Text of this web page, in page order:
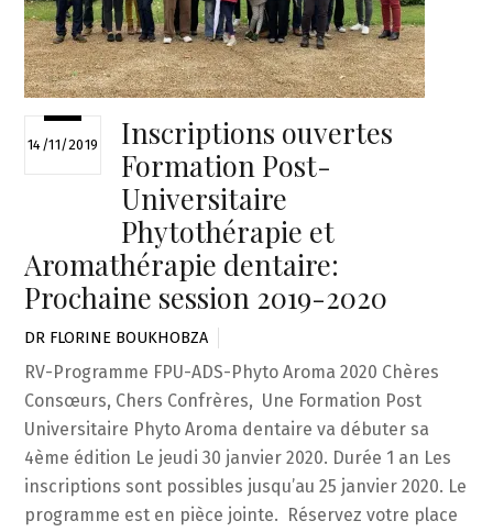
14/11/2019
Inscriptions ouvertes
Formation Post-
Universitaire
Phytothérapie et
Aromathérapie dentaire:
Prochaine session 2019-2020
DR FLORINE BOUKHOBZA
RV-Programme FPU-ADS-Phyto Aroma 2020 Chères
Consœurs, Chers Confrères, Une Formation Post
Universitaire Phyto Aroma dentaire va débuter sa
4ème édition Le jeudi 30 janvier 2020. Durée 1 an Les
inscriptions sont possibles jusqu’au 25 janvier 2020. Le
programme est en pièce jointe. Réservez votre place